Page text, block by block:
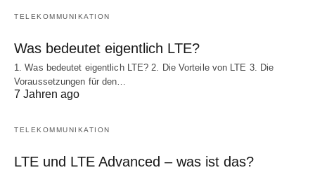
TELEKOMMUNIKATION
Was bedeutet eigentlich LTE?
1. Was bedeutet eigentlich LTE? 2. Die Vorteile von LTE 3. Die
Voraussetzungen für den…
7 Jahren ago
TELEKOMMUNIKATION
LTE und LTE Advanced – was ist das?